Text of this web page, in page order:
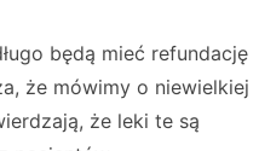
będą mieć refundację
że mówimy o niewielkiej
że leki te są